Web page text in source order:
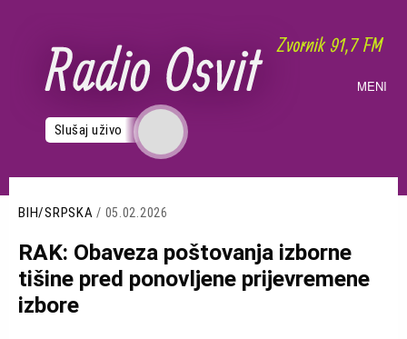
sadržaj
MENI
Slušaj uživo
BIH/SRPSKA / 05.02.2026
RAK: Obaveza poštovanja izborne
tišine pred ponovljene prijevremene
izbore